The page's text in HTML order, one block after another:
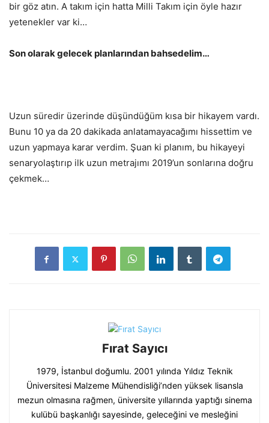
bir göz atın. A takım için hatta Milli Takım için öyle hazır
yetenekler var ki…
Son olarak gelecek planlarından bahsedelim…
Uzun süredir üzerinde düşündüğüm kısa bir hikayem vardı.
Bunu 10 ya da 20 dakikada anlatamayacağımı hissettim ve
uzun yapmaya karar verdim. Şuan ki planım, bu hikayeyi
senaryolaştırıp ilk uzun metrajımı 2019’un sonlarına doğru
çekmek…
Fırat Sayıcı
1979, İstanbul doğumlu. 2001 yılında Yıldız Teknik
Üniversitesi Malzeme Mühendisliği’nden yüksek lisansla
mezun olmasına rağmen, üniversite yıllarında yaptığı sinema
kulübü başkanlığı sayesinde, geleceğini ve mesleğini